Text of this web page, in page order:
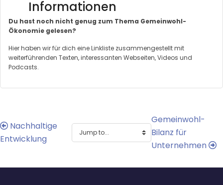
Informationen
Du hast noch nicht genug zum Thema Gemeinwohl-
Ökonomie gelesen?
Hier haben wir für dich eine Linkliste zusammengestellt mit
weiterführenden Texten, interessanten Webseiten, Videos und
Podcasts.
Nachhaltige
Entwicklung
Gemeinwohl-
Bilanz für
Unternehmen